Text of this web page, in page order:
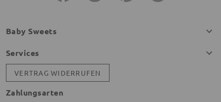
Baby Sweets
Services
VERTRAG WIDERRUFEN
Zahlungsarten